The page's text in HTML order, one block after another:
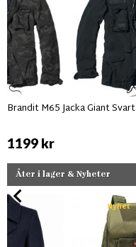
Brandit M65 Jacka Giant Svart
1199 kr
Åter i lager & Nyheter
Nyhet